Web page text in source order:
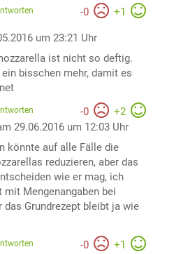
-0 +1
um 23:21 Uhr
ist nicht so deftig.
bisschen mehr, damit es
-0 +2
29.06.2016 um 12:03 Uhr
könnte auf alle Fälle die
reduzieren, aber das
wie er mag, ich
Mengenangaben bei
das Grundrezept bleibt ja wie
-0 +1